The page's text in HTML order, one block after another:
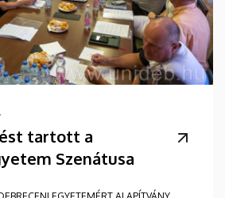
tartott a
Szenátusa